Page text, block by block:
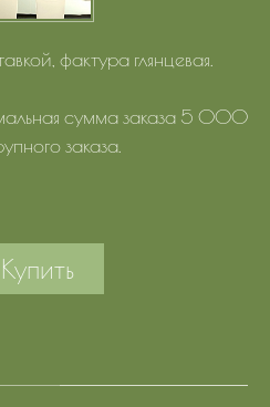
фактура глянцевая.
сумма заказа 5 000
заказа.
Купить